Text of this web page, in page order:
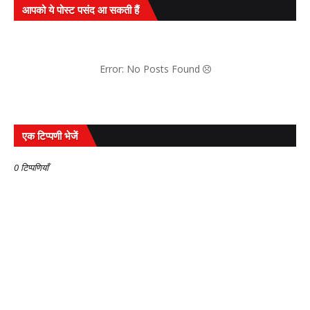
आपको ये पोस्ट पसंद आ सकती हैं
Error: No Posts Found
एक टिप्पणी भेजें
0 टिप्पणियाँ